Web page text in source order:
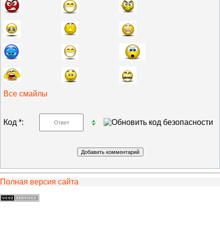
Все смайлы
Код *:
Полная версия сайта